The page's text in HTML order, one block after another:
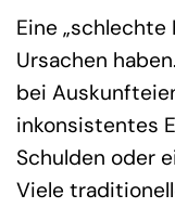
Eine
Ursachen
bei
inkonsistentes
Schulden oder
Viele